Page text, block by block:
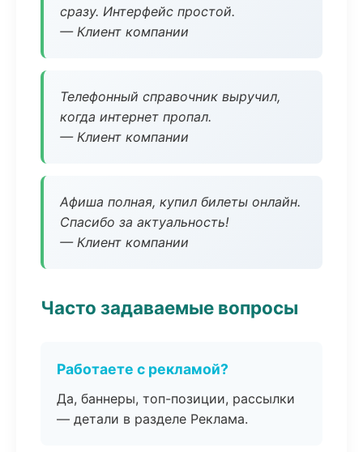
сразу. Интерфейс простой.
— Клиент компании
Телефонный справочник выручил,
когда интернет пропал.
— Клиент компании
Афиша полная, купил билеты онлайн.
Спасибо за актуальность!
— Клиент компании
Часто задаваемые вопросы
Работаете с рекламой?
Да, баннеры, топ-позиции, рассылки
— детали в разделе Реклама.